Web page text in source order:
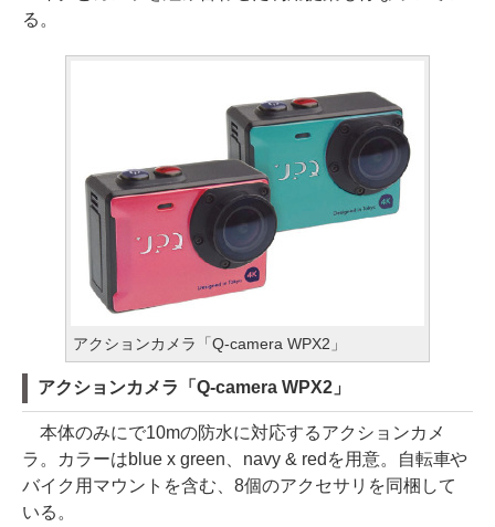
る。
アクションカメラ「Q-camera WPX2」
アクションカメラ「Q-camera WPX2」
本体のみにで10mの防水に対応するアクションカメ
ラ。カラーはblue x green、navy & redを用意。自転車や
バイク用マウントを含む、8個のアクセサリを同梱して
いる。